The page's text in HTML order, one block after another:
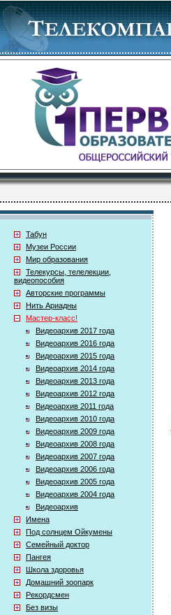
Табун
Музеи России
Мир образования
Телекурсы, телелекции,
видеопособия
Авторские программы
Нить Ариадны
Мастер-класс!
Видеоархив 2017 года
Видеоархив 2016 года
Видеоархив 2015 года
Видеоархив 2014 года
Видеоархив 2013 года
Видеоархив 2012 года
Видеоархив 2011 года
Видеоархив 2010 года
Видеоархив 2009 года
Видеоархив 2008 года
Видеоархив 2007 года
Видеоархив 2006 года
Видеоархив 2005 года
Видеоархив 2004 года
Видеоархив
Имена
Под солнцем Ойкумены
Семейный доктор
Пангея
Школа здоровья
Домашний зоопарк
Рекордсмен
Без визы